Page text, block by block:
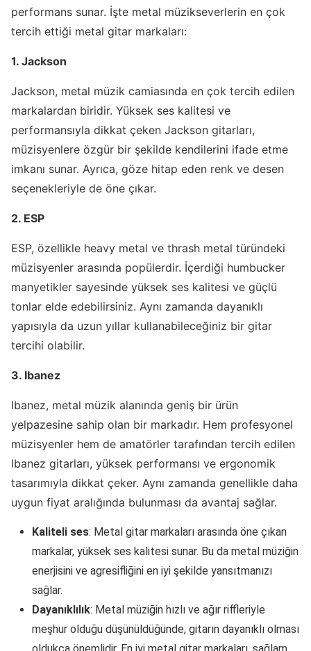
performans sunar. İşte metal müzikseverlerin en çok
tercih ettiği metal gitar markaları:
1. Jackson
Jackson, metal müzik camiasında en çok tercih edilen
markalardan biridir. Yüksek ses kalitesi ve
performansıyla dikkat çeken Jackson gitarları,
müzisyenlere özgür bir şekilde kendilerini ifade etme
imkanı sunar. Ayrıca, göze hitap eden renk ve desen
seçenekleriyle de öne çıkar.
2. ESP
ESP, özellikle heavy metal ve thrash metal türündeki
müzisyenler arasında popülerdir. İçerdiği humbucker
manyetikler sayesinde yüksek ses kalitesi ve güçlü
tonlar elde edebilirsiniz. Aynı zamanda dayanıklı
yapısıyla da uzun yıllar kullanabileceğiniz bir gitar
tercihi olabilir.
3. Ibanez
Ibanez, metal müzik alanında geniş bir ürün
yelpazesine sahip olan bir markadır. Hem profesyonel
müzisyenler hem de amatörler tarafından tercih edilen
Ibanez gitarları, yüksek performansı ve ergonomik
tasarımıyla dikkat çeker. Aynı zamanda genellikle daha
uygun fiyat aralığında bulunması da avantaj sağlar.
Kaliteli ses: Metal gitar markaları arasında öne çıkan
markalar, yüksek ses kalitesi sunar. Bu da metal müziğin
enerjisini ve agresifliğini en iyi şekilde yansıtmanızı
sağlar.
Dayanıklılık: Metal müziğin hızlı ve ağır riffleriyle
meşhur olduğu düşünüldüğünde, gitarın dayanıklı olması